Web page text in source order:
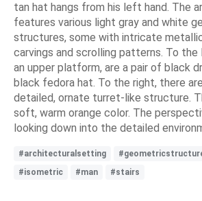
tan hat hangs from his left hand. The
features various light gray and white
structures, some with intricate
carvings and scrolling patterns. To
an upper platform, are a pair of black
black fedora hat. To the right, there
detailed, ornate turret-like structure.
soft, warm orange color. The
looking down into the detailed
#architecturalsetting
#isometric
#man #stairs